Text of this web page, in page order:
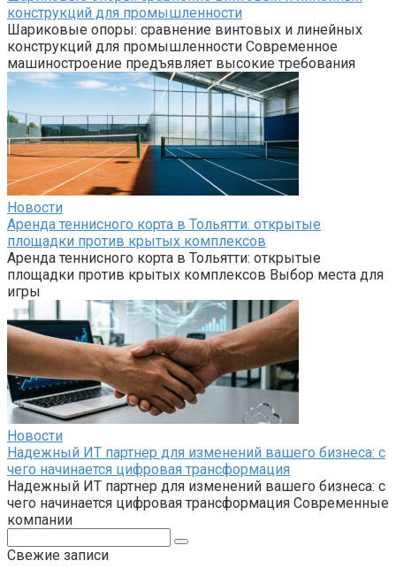
конструкций для промышленности
Шариковые опоры: сравнение винтовых и линейных
конструкций для промышленности Современное
машиностроение предъявляет высокие требования
Новости
Аренда теннисного корта в Тольятти: открытые
площадки против крытых комплексов
Аренда теннисного корта в Тольятти: открытые
площадки против крытых комплексов Выбор места для
игры
Новости
Надежный ИТ партнер для изменений вашего бизнеса: с
чего начинается цифровая трансформация
Надежный ИТ партнер для изменений вашего бизнеса: с
чего начинается цифровая трансформация Современные
компании
Свежие записи